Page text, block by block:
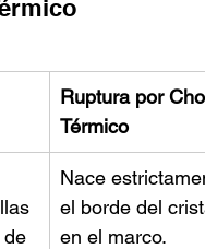
Ruptura por
Térmico
de
Nace
el borde del
en el marco.